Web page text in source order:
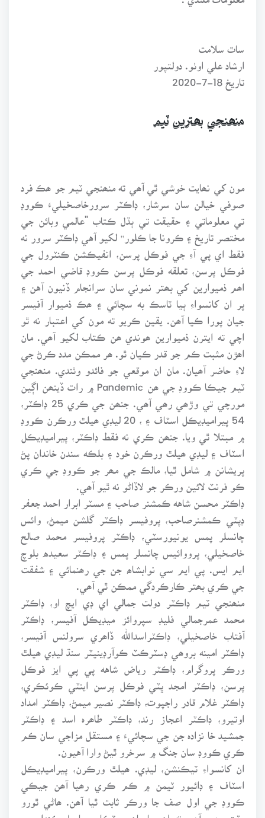
ساٿ سلامت
ارشاد علي اوٺو. دولتپور
تاريخ 18-7-2020
منھنجي بھترين ٽيم
مون کي نھايت خوشي ٿي آھي ته منھنجي ٽيم جو ھڪ فرد
صوفي خيالن سان سرشار، ڊاڪٽر سرورخاصخيليءَ ڪووڊ
تي معلوماتي ۽ حقيقت تي ٻڌل ڪتاب "عالمي وبائن جي
مختصر تاريخ ۽ ڪرونا جا ڪلور'' لکيو آهي ڊاڪٽر سرور نه
فقط اي پي آءِ جي فوڪل پرسن، انفيڪشن ڪنٽرول جي
فوڪل پرسن، تعلقه فوڪل پرسن ڪووڊ قاضي احمد جي
اھم ذميوارين کي بھتر نموني سان سرانجام ڏنيون آهن ۽
پر ان کانسواءِ ٻيا ٽاسڪ به سچائي ۽ ھڪ ذميوار آفيسر
جيان پورا ڪيا آھن. يقين ڪريو ته مون کي اعتبار نه ٿو
اچي ته ايترن ذميوارين ھوندي ھن ڪتاب لکيو آھي. مان
اھڙن مثبت ڪم جو قدر ڪيان ٿو. ھر ممڪن مدد ڪرڻ جي
لاءِ حاضر آھيان. مان ان موقعي جو فائدو وٺندي. منھنجي
ٽيم جيڪا ڪووڊ جي ھن Pandemic ۾ رات ڏينھن اڳين
مورچي تي وڙھي رھي آھي. جنھن جي ڪري 25 ڊاڪٽر،
54 پيراميڊيڪل اسٽاف ۽ ، 20 ليڊي ھيلٿ ورڪرن ڪووڊ
۾ مبتلا ٿي ويا. جنھن ڪري نه فقط ڊاڪٽر، پيراميڊيڪل
اسٽاف ۽ ليڊي ھيلٿ ورڪرن خود ۽ بلڪه سندن خاندان پڻ
پريشانن ۾ شامل ٿيا، مالڪ جي مھر جو ڪووڊ جي ڪري
ڪو فرنٽ لائين ورڪر جو لاڏاڻو نه ٿيو آھي.
ڊاڪٽر محسن شاهه ڪمشنر صاحب ۽ مسٽر ابرار احمد جعفر
ڊپٽي ڪمشنرصاحب، پروفيسر ڊاڪٽر گلشن ميمڻ، وائس
چانسلر پمس يونيورسٽي، ڊاڪٽر پروفيسر محمد صالح
خاصخيلي، پرووائيس چانسلر پمس ۽ ڊاڪٽر سعيده بلوچ
ايم ايس. پي ايم سي نوابشاھ جن جي رھنمائي ۽ شفقت
جي ڪري بھتر ڪارڪردگي ممڪن ٿي آھي.
منھنجي ٽيم ڊاڪٽر دولت جمالي اي ڊي ايچ او، ڊاڪٽر
محمد عمرجمالي فليڊ سپروائز ميڊيڪل آفيسر، ڊاڪٽر
آفتاب خاصخيلي، ڊاڪٽراسداللہ ڏاھري سرولنس آفيسر،
ڊاڪٽر امينه بروھي ڊسٽرڪٽ ڪوآرڊينيٽر سنڌ ليڊي ھيلٿ
ورڪر پروگرام، ڊاڪٽر رياض شاهه پي پي ايز فوڪل
پرسن، ڊاڪٽر امجد ڀٽي فوڪل پرسن اينٽي ڪوئڪري،
ڊاڪٽر غلام قادر راجپوت، ڊاڪٽر نصير ميمڻ، ڊاڪٽر امداد
اوتيرو، ڊاڪٽر اعجاز رند، ڊاڪٽر طاھرہ اسد ۽ ڊاڪٽر
جمشيد خا نزادہ جن جي سچائيءَ ۽ مستقل مزاجي سان ڪم
ڪري ڪووڊ سان جنگ ۾ سرخرو ٿيڻ وارا آهيون.
ان کانسواءِ ٽيڪنشن، ليڊي. ھيلٿ ورڪرن، پيراميڊيڪل
اسٽاف ۽ ڊائيور ٽيمن ۾ ڪم ڪري رھيا آھن جيڪي
ڪووڊ جي اول صف جا ورڪر ثابت ٿيا آھن. ھاڻي ٿورو
وقت رھيو آھي ته ان وبا مان ڇوٽڪارو حاصل ڪنداسين.